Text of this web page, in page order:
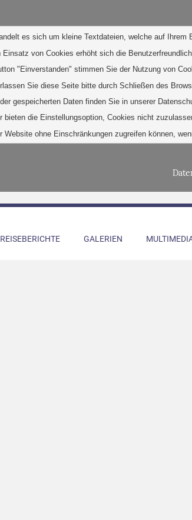
es sich um kleine Textdateien, welche auf Ihrem
Einsatz von Cookies erhöht sich die
"Einverstanden" stimmen Sie der Nutzung von
Sie diese Seite bitte durch Schließen des
gespeicherten Daten finden Sie in unserer
bieten die Einstellungsoption, Cookies nicht
ohne Einschränkungen zugreifen können,
REISEBERICHTE GALERIEN